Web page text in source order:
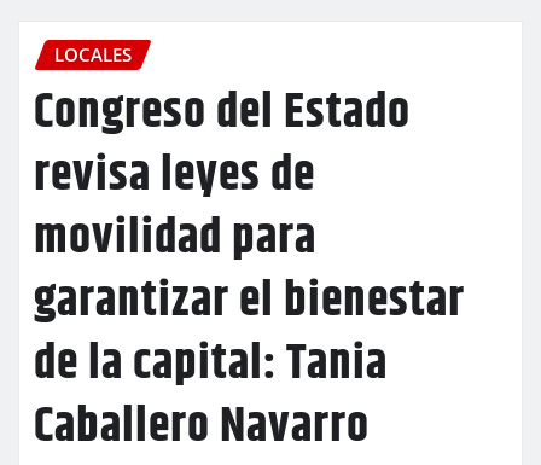
LOCALES
Congreso del Estado
revisa leyes de
movilidad para
garantizar el bienestar
de la capital: Tania
Caballero Navarro